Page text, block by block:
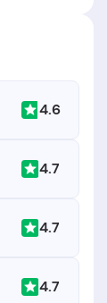
4.6
4.7
4.7
4.7